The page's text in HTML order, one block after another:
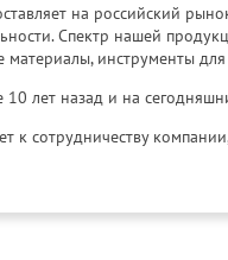
на российский
Спектр нашей
инструменты для
лет назад и на
к сотрудничеству